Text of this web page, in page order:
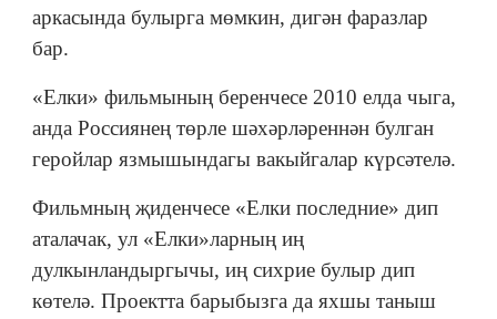
аркасында булырга мөмкин, дигән фаразлар
бар.
«Елки» фильмының беренчесе 2010 елда чыга,
анда Россиянең төрле шәхәрләреннән булган
геройлар язмышындагы вакыйгалар күрсәтелә.
Фильмның җиденчесе «Елки последние» дип
аталачак, ул «Елки»ларның иң
дулкынландыргычы, иң сихрие булыр дип
көтелә. Проектта барыбызга да яхшы таныш